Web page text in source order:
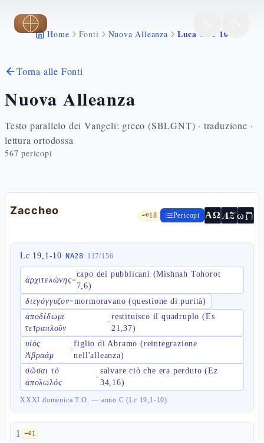
Vai al contenuto principale
Home Fonti Nuova Alleanza Luca 19 1 10
Torna alle Fonti
Nuova Alleanza
Testo parallelo dei Vangeli: greco (SBLGNT) · traduzione ·
lettura ortodossa
567 pericopi
Zaccheo 🗝️18 Pericopi ΑΩ AZωת
Lc 19,1-10· NA28· 117/156
ἀρχιτελώνης=
capo dei pubblicani (Mishnah Tohorot
7,6)
διεγόγγυζον=mormoravano (questione di purità)
ἀποδίδωμι
τετραπλοῦν
=
restituisco il quadruplo (Es
21,37)
υἱὸς
Ἀβραάμ
=
figlio di Abramo (reintegrazione
nell'alleanza)
σῶσαι τὸ
ἀπολωλός
=
salvare ciò che era perduto (Ez
34,16)
XXXI domenica T.O. — anno C (Lc 19,1-10)
1 🗝️1